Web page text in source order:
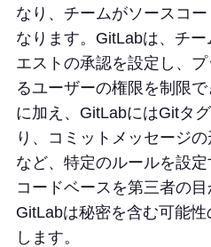
なり、チームがソースコ
なります。GitLabは、チ
エストの承認を設定し、
るユーザーの権限を制限
に加え、GitLabにはGitタ
り、コミットメッセージ
など、特定のルールを設定
コードベースを第三者の目
GitLabは秘密を含む可能
します。